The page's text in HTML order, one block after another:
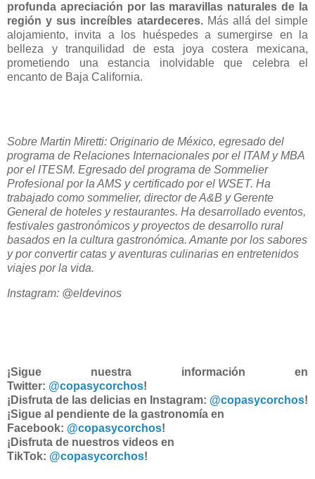
profunda apreciación por las maravillas naturales de la
región y sus increíbles atardeceres. Más allá del simple
alojamiento, invita a los huéspedes a sumergirse en la
belleza y tranquilidad de esta joya costera mexicana,
prometiendo una estancia inolvidable que celebra el
encanto de Baja California.
Sobre Martin Miretti: Originario de México, egresado del
programa de Relaciones Internacionales por el ITAM y MBA
por el ITESM. Egresado del programa de Sommelier
Profesional por la AMS y certificado por el WSET. Ha
trabajado como sommelier, director de A&B y Gerente
General de hoteles y restaurantes. Ha desarrollado eventos,
festivales gastronómicos y proyectos de desarrollo rural
basados en la cultura gastronómica. Amante por los sabores
y por convertir catas y aventuras culinarias en entretenidos
viajes por la vida.
Instagram: @eldevinos
¡Sigue nuestra información en
Twitter: @copasycorchos!
¡Disfruta de las delicias en Instagram: @copasycorchos!
¡Sigue al pendiente de la gastronomía en
Facebook: @copasycorchos!
¡Disfruta de nuestros videos en
TikTok: @copasycorchos!